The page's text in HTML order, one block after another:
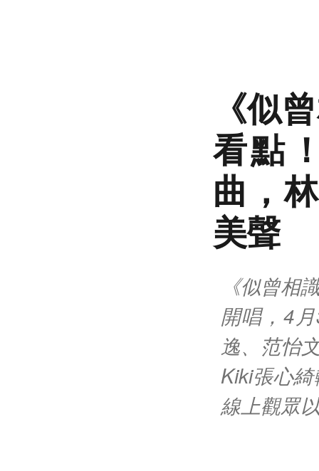
《似
看點
曲，
美聲
《似曾
開唱，4
逸、范怡
Kiki張心
線上觀眾